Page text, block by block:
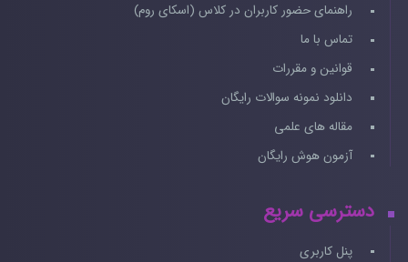
راهنمای حضور کاربران در کلاس (اسکای روم)
تماس با ما
قوانین و مقررات
دانلود نمونه سوالات رایگان
مقاله های علمی
آزمون هوش رایگان
دسترسی سریع
پنل کاربری